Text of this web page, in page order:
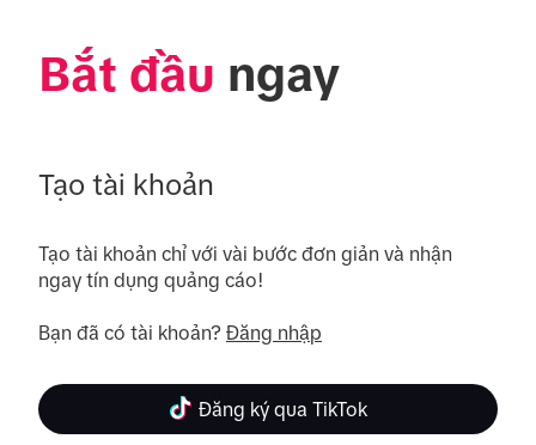
Bắt đầu ngay
Tạo tài khoản
Tạo tài khoản chỉ với vài bước đơn giản và nhận
ngay tín dụng quảng cáo!
Bạn đã có tài khoản? Đăng nhập
Đăng ký qua TikTok